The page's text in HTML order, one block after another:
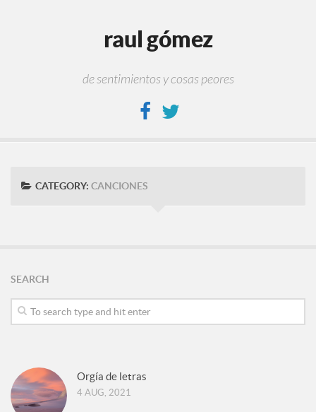
raul gómez
de sentimientos y cosas peores
CATEGORY: CANCIONES
SEARCH
Orgía de letras
4 AUG, 2021